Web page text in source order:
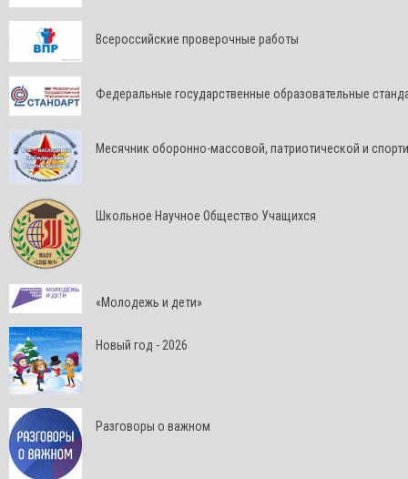
Всероссийские проверочные работы
Федеральные государственные образовательные
Месячник оборонно-массовой, патриотической и
Школьное Научное Общество Учащихся
«Молодежь и дети»
Новый год - 2026
Разговоры о важном